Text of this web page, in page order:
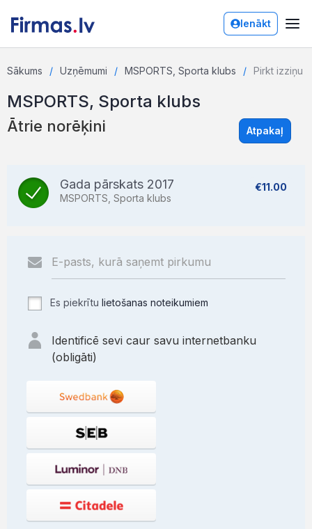
Ienākt
Sākums Uzņēmumi MSPORTS, Sporta klubs Pirkt izziņu
MSPORTS, Sporta klubs
Ātrie norēķini Atpakaļ
Gada pārskats 2017
MSPORTS, Sporta klubs
€11.00
Es piekrītu lietošanas noteikumiem
Identificē sevi caur savu internetbanku
(obligāti)